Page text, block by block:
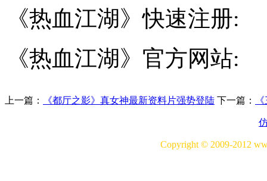
《热血江湖》快速注册:
《热血江湖》官方网站:
上一篇： 《都厅之影》真女神最新资料片强势登陆 下一篇：
Copyright © 2009-2012